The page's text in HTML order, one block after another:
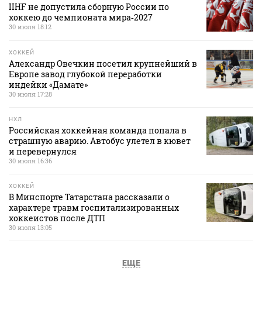
IIHF не допустила сборную России по
хоккею до чемпионата мира‑2027
30 июля 18:12
ХОККЕЙ
Александр Овечкин посетил крупнейший в
Европе завод глубокой переработки
индейки «Дамате»
30 июля 17:28
НХЛ
Российская хоккейная команда попала в
страшную аварию. Автобус улетел в кювет
и перевернулся
30 июля 16:36
ХОККЕЙ
В Минспорте Татарстана рассказали о
характере травм госпитализированных
хоккеистов после ДТП
30 июля 13:05
ЕЩЕ